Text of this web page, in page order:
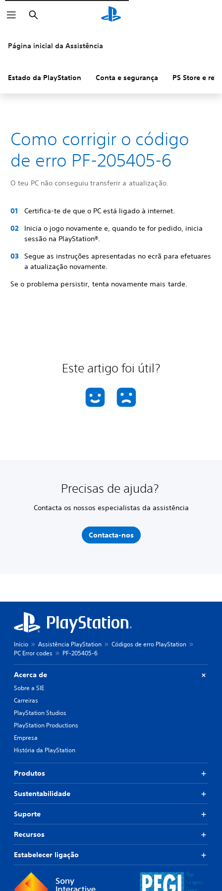
Pesquisar
Página inicial da Assistência
Estado da PlayStation Conta e segurança PS Store e
Como corrigir o código
de erro PF-205405-6
O teu PC não conseguiu transferir a atualização.
Certifica-te de que o PC está ligado à internet.
Inicia o jogo novamente e, quando te for pedido, inicia
sessão na PlayStation®.
Segue as instruções apresentadas no ecrã para efetuares
a atualização novamente.
Se o problema persistir, tenta novamente mais tarde.
Este artigo foi útil?
Precisas de ajuda?
Contacta os nossos especialistas da assistência
Contacta-nos
Início Assistência PlayStation
Códigos de erro PlayStation
PC Error codes
PF-205405-6
Acerca de
Sobre a SIE
Carreiras
PlayStation Studios
PlayStation Productions
Empresa
História da PlayStation
Produtos
Sustentabilidade
Suporte
Recursos
Estabelecer ligação